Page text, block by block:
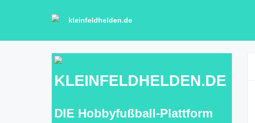
kleinfeldhelden.de
KLEINFELDHELDEN.DE
DIE Hobbyfußball-Plattform